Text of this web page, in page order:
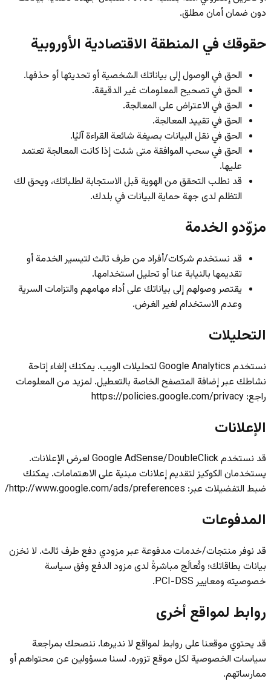
دون ضمان أمان مطلق.
حقوقك في المنطقة الاقتصادية الأوروبية
الحق في الوصول إلى بياناتك الشخصية أو تحديثها أو حذفها.
الحق في تصحيح المعلومات غير الدقيقة.
الحق في الاعتراض على المعالجة.
الحق في تقييد المعالجة.
الحق في نقل البيانات بصيغة شائعة القراءة آليًا.
الحق في سحب الموافقة متى شئت إذا كانت المعالجة تعتمد
عليها.
قد نطلب التحقق من الهوية قبل الاستجابة لطلباتك، ويحق لك
التظلم لدى جهة حماية البيانات في بلدك.
مزوّدو الخدمة
قد نستخدم شركات/أفراد من طرف ثالث لتيسير الخدمة أو
تقديمها بالنيابة عنا أو تحليل استخدامها.
يقتصر وصولهم إلى بياناتك على أداء مهامهم والتزامات السرية
وعدم الاستخدام لغير الغرض.
التحليلات
نستخدم Google Analytics لتحليلات الويب. يمكنك إلغاء إتاحة
نشاطك عبر إضافة المتصفح الخاصة بالتعطيل. لمزيد من المعلومات
راجع: https://policies.google.com/privacy
الإعلانات
قد نستخدم Google AdSense/DoubleClick لعرض الإعلانات.
يستخدمان الكوكيز لتقديم إعلانات مبنية على الاهتمامات. يمكنك
ضبط التفضيلات عبر: http://www.google.com/ads/preferences/
المدفوعات
قد نوفر منتجات/خدمات مدفوعة عبر مزودي دفع طرف ثالث. لا نخزن
بيانات بطاقاتك؛ وتُعالَج مباشرةً لدى مزود الدفع وفق سياسة
خصوصيته ومعايير PCI-DSS.
روابط لمواقع أخرى
قد يحتوي موقعنا على روابط لمواقع لا نديرها. ننصحك بمراجعة
سياسات الخصوصية لكل موقع تزوره. لسنا مسؤولين عن محتواهم أو
ممارساتهم.